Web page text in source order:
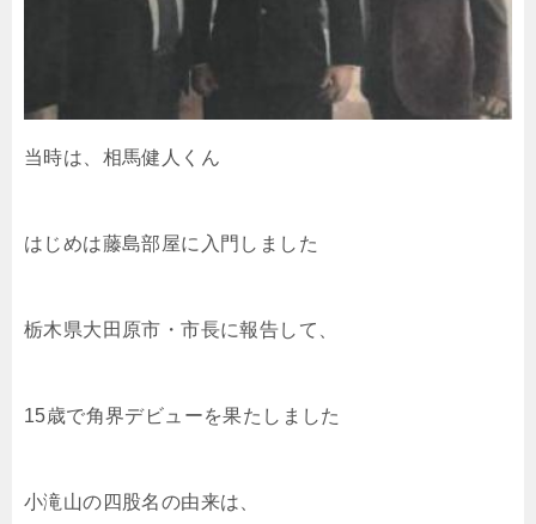
当時は、相馬健人くん
はじめは藤島部屋に入門しました
栃木県大田原市・市長に報告して、
15歳で角界デビューを果たしました
小滝山の四股名の由来は、